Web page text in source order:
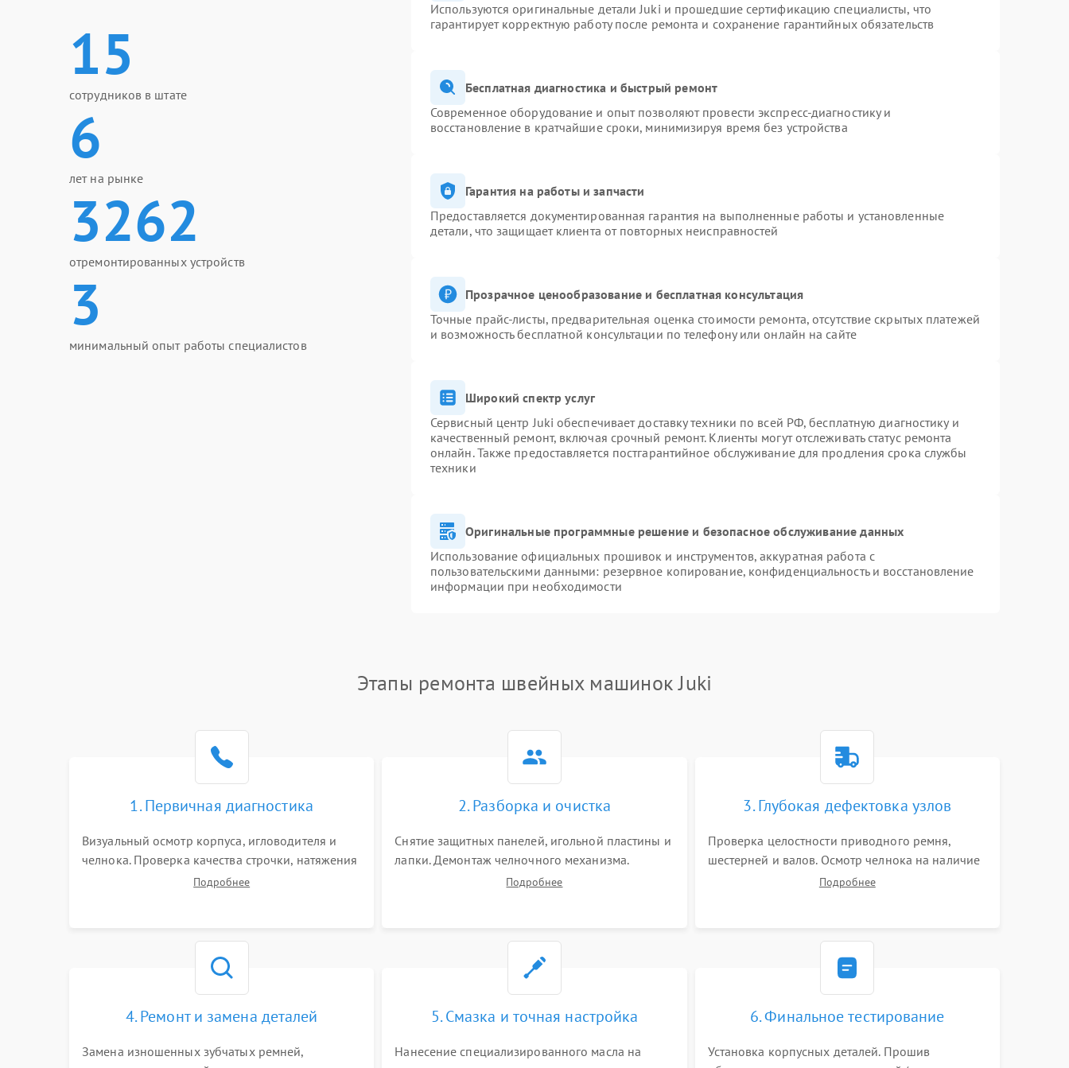
15
сотрудников в штате
6
лет на рынке
3262
отремонтированных устройств
3
минимальный опыт работы специалистов
Используются оригинальные детали Juki и прошедшие сертификацию специалисты, что
гарантирует корректную работу после ремонта и сохранение гарантийных обязательств
Бесплатная диагностика и быстрый ремонт
Современное оборудование и опыт позволяют провести экспресс-диагностику и
восстановление в кратчайшие сроки, минимизируя время без устройства
Гарантия на работы и запчасти
Предоставляется документированная гарантия на выполненные работы и установленные
детали, что защищает клиента от повторных неисправностей
Прозрачное ценообразование и бесплатная консультация
Точные прайс-листы, предварительная оценка стоимости ремонта, отсутствие скрытых платежей
и возможность бесплатной консультации по телефону или онлайн на сайте
Широкий спектр услуг
Сервисный центр Juki обеспечивает доставку техники по всей РФ, бесплатную диагностику и
качественный ремонт, включая срочный ремонт. Клиенты могут отслеживать статус ремонта
онлайн. Также предоставляется постгарантийное обслуживание для продления срока службы
техники
Оригинальные программные решение и безопасное обслуживание данных
Использование официальных прошивок и инструментов, аккуратная работа с
пользовательскими данными: резервное копирование, конфиденциальность и восстановление
информации при необходимости
Этапы ремонта швейных машинок Juki
1. Первичная диагностика
Визуальный осмотр корпуса, игловодителя и
челнока. Проверка качества строчки, натяжения
нитей и работы педали. Выявление посторонних
Подробнее
2. Разборка и очистка
Снятие защитных панелей, игольной пластины и
лапки. Демонтаж челночного механизма.
Тщательная очистка внутренних узлов от
Подробнее
3. Глубокая дефектовка узлов
Проверка целостности приводного ремня,
шестерней и валов. Осмотр челнока на наличие
заусенцев и царапин. Диагностика
Подробнее
4. Ремонт и замена деталей
Замена изношенных зубчатых ремней,
5. Смазка и точная настройка
Нанесение специализированного масла на
6. Финальное тестирование
Установка корпусных деталей. Прошив